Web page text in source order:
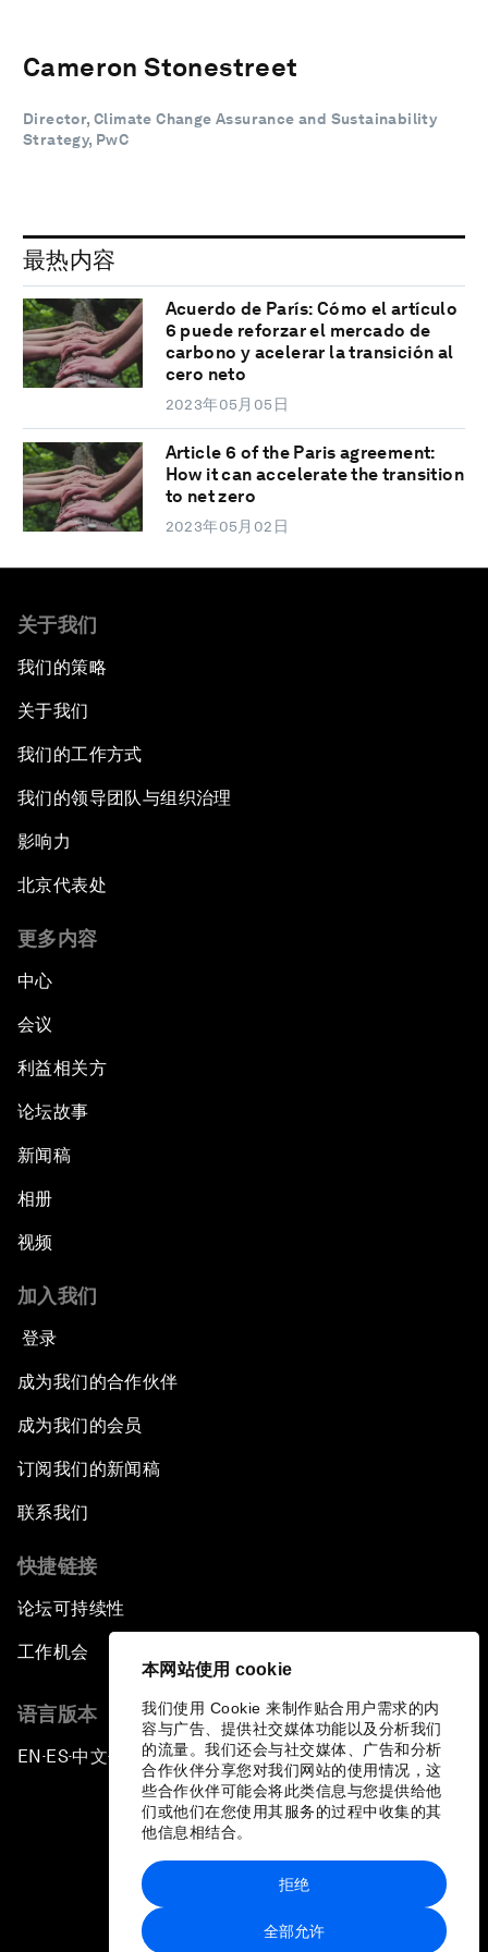
本网站使用 cookie
我们使用 Cookie 来制作贴合用户需求的内
容与广告、提供社交媒体功能以及分析我们
的流量。我们还会与社交媒体、广告和分析
合作伙伴分享您对我们网站的使用情况，这
些合作伙伴可能会将此类信息与您提供给他
们或他们在您使用其服务的过程中收集的其
他信息相结合。
全部允许
拒绝
Cameron Stonestreet
Director, Climate Change Assurance and Sustainability
Strategy, PwC
最热内容
Acuerdo de París: Cómo el artículo
6 puede reforzar el mercado de
carbono y acelerar la transición al
cero neto
2023年05月05日
Article 6 of the Paris agreement:
How it can accelerate the transition
to net zero
2023年05月02日
关于我们
我们的策略
关于我们
我们的工作方式
我们的领导团队与组织治理
影响力
北京代表处
更多内容
中心
会议
利益相关方
论坛故事
新闻稿
相册
视频
加入我们
登录
成为我们的合作伙伴
成为我们的会员
订阅我们的新闻稿
联系我们
快捷链接
论坛可持续性
工作机会
语言版本
EN ▪ ES▪中文▪ 日本語
站点地图